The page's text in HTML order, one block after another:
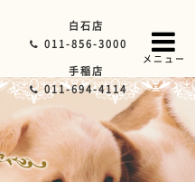
白石店
011-856-3000
手稲店
011-694-4114
メニュー